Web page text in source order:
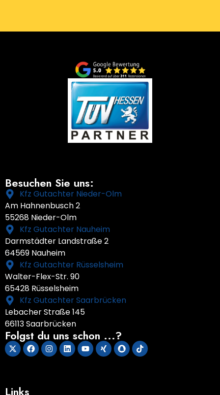
Links
Besuchen Sie uns:
Kfz Gutachter Nieder-Olm
Am Hahnenbusch 2
55268 Nieder-Olm
Kfz Gutachter Nauheim
Darmstädter Landstraße 2
64569 Nauheim
Kfz Gutachter Rüsselsheim
Walter-Flex-Str. 90
65428 Rüsselsheim
Kfz Gutachter Saarbrücken
Lebacher Straße 145
66113 Saarbrücken
Folgst du uns schon ...?